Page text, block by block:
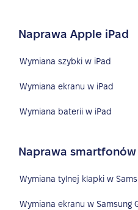
Naprawa Apple iPad
Wymiana szybki w iPad
Wymiana ekranu w iPad
Wymiana baterii w iPad
Naprawa smartfonów
Wymiana tylnej klapki w
Wymiana ekranu w Samsung